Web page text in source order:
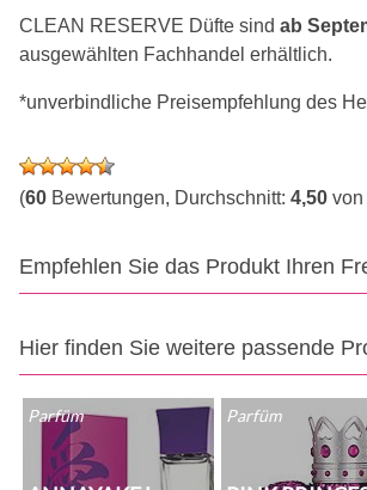
CLEAN RESERVE Düfte sind ab
ausgewählten Fachhandel erhältlich.
*unverbindliche Preisempfehlung des
(60 Bewertungen, Durchschnitt: 4,50 von
Empfehlen Sie das Produkt Ihren
Hier finden Sie weitere passende
Parfüm Parfüm